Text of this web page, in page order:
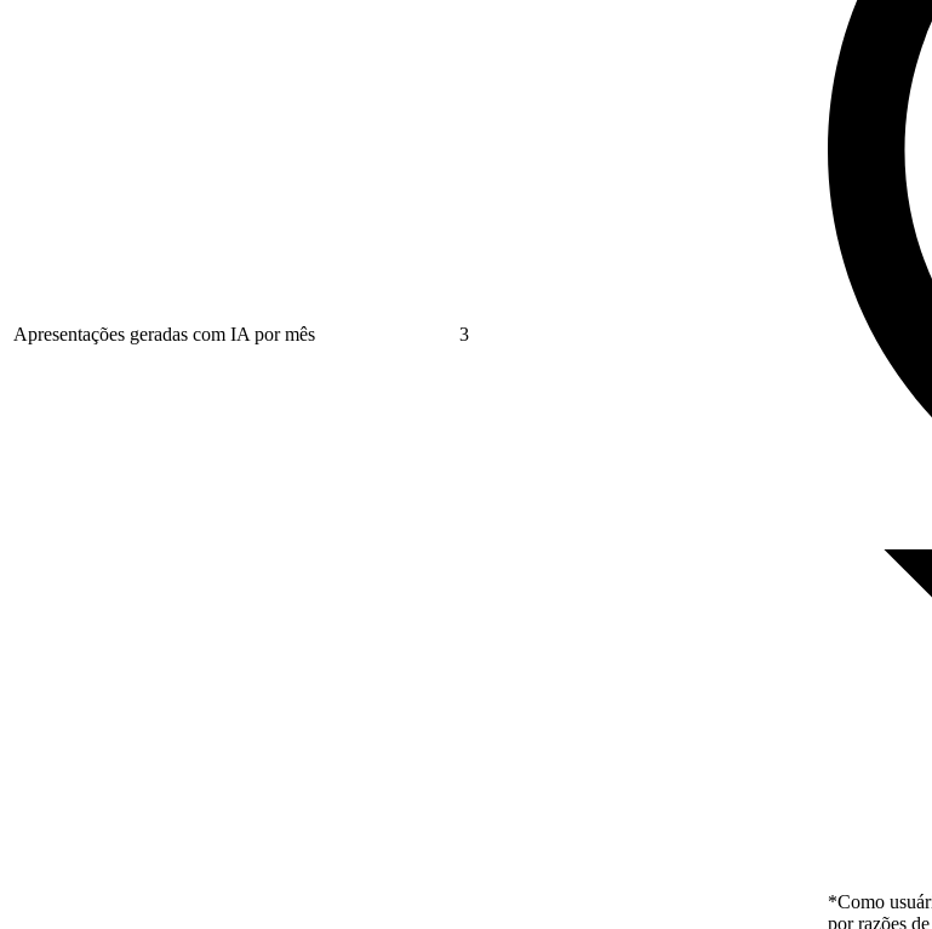
Apresentações geradas com IA por mês 3
*Como
por razões